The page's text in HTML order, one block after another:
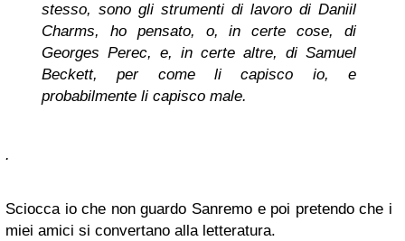
stesso, sono gli strumenti di lavoro di Daniil
Charms, ho pensato, o, in certe cose, di
Georges Perec, e, in certe altre, di Samuel
Beckett, per come li capisco io, e
probabilmente li capisco male.
.
Sciocca io che non guardo Sanremo e poi pretendo che i
miei amici si convertano alla letteratura.